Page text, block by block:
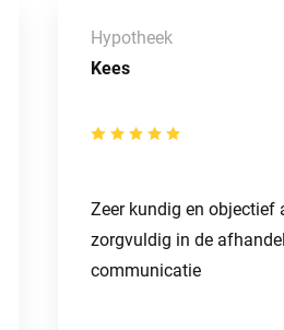
Kees
Hypotheek
Zeer kundig en objectief
zorgvuldig in de
communicatie